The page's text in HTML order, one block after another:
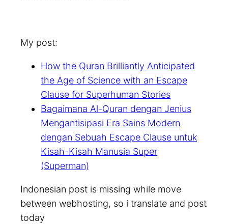
My post:
How the Quran Brilliantly Anticipated
the Age of Science with an Escape
Clause for Superhuman Stories
Bagaimana Al-Quran dengan Jenius
Mengantisipasi Era Sains Modern
dengan Sebuah Escape Clause untuk
Kisah-Kisah Manusia Super
(Superman)
Indonesian post is missing while move
between webhosting, so i translate and post
today